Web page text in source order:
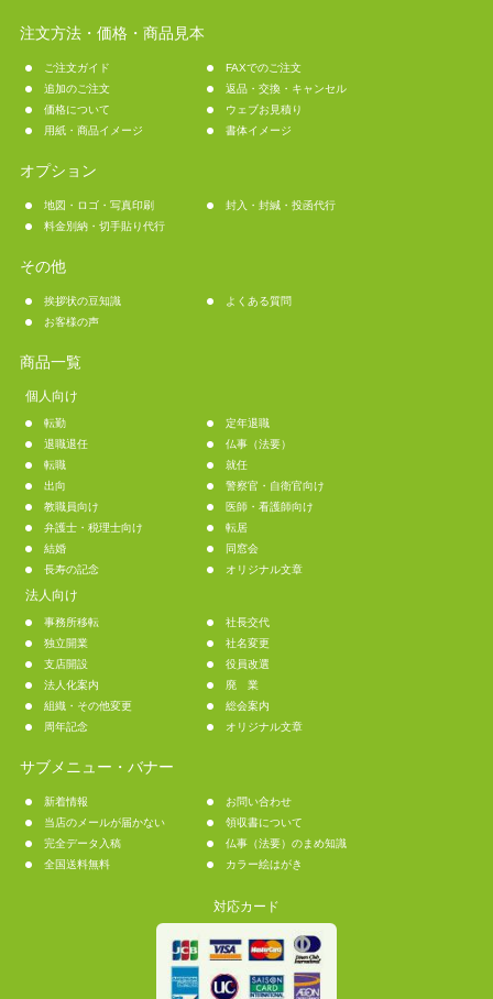
注文方法・価格・商品見本
ご注文ガイド
FAXでのご注文
追加のご注文
返品・交換・キャンセル
価格について
ウェブお見積り
用紙・商品イメージ
書体イメージ
オプション
地図・ロゴ・写真印刷
封入・封緘・投函代行
料金別納・切手貼り代行
その他
挨拶状の豆知識
よくある質問
お客様の声
商品一覧
個人向け
転勤
定年退職
退職退任
仏事（法要）
転職
就任
出向
警察官・自衛官向け
教職員向け
医師・看護師向け
弁護士・税理士向け
転居
結婚
同窓会
長寿の記念
オリジナル文章
法人向け
事務所移転
社長交代
独立開業
社名変更
支店開設
役員改選
法人化案内
廃 業
組織・その他変更
総会案内
周年記念
オリジナル文章
サブメニュー・バナー
新着情報
お問い合わせ
当店のメールが届かない
領収書について
完全データ入稿
仏事（法要）のまめ知識
全国送料無料
カラー絵はがき
対応カード